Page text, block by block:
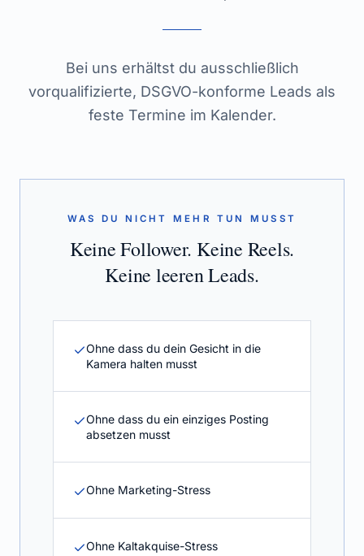
Bei uns erhältst du ausschließlich
vorqualifizierte, DSGVO-konforme Leads als
feste Termine im Kalender.
WAS DU NICHT MEHR TUN MUSST
Keine Follower. Keine Reels.
Keine leeren Leads.
Ohne dass du dein Gesicht in die
Kamera halten musst
Ohne dass du ein einziges Posting
absetzen musst
Ohne Marketing-Stress
Ohne Kaltakquise-Stress